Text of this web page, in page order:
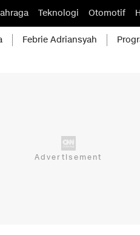
Teknologi Otomotif
Febrie Adriansyah